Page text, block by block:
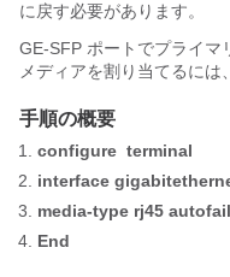
に戻す必要があります。
GE-SFP ポートでプライマ
メディアを割り当てるには
手順の概要
configure terminal
interface
media-type rj45
End